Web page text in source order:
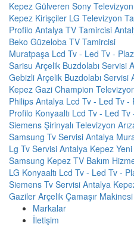
Kepez Gülveren Sony
Kepez Kirişçiler LG Televizyon
Profilo Antalya TV Tamircisi
Beko Güzeloba TV Tamircisi
Muratpaşa Lcd Tv - Led Tv -
Sarisu Arçelik Buzdolabı Servisi
Gebizli Arçelik Buzdolabı Servisi
Kepez Gazi Champion
Philips Antalya Lcd Tv - Led Tv -
Profilo Konyaaltı Lcd Tv - Led
Siemens Şirinyalı Televizyon
Samsung Tv Servisi Antalya
Lg Tv Servisi Antalya Kepez
Samsung Kepez TV Bakım
LG Konyaaltı Lcd Tv - Led Tv -
Siemens Tv Servisi Antalya
Gaziler Arçelik Çamaşır
Markalar
İletişim